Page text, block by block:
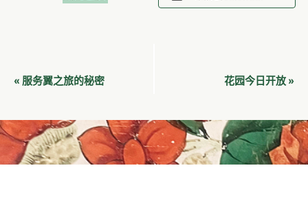
活
导
航
« 服务翼之旅的秘密 花园今日开放 »